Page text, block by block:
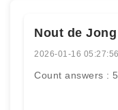
Nout de Jong
2026-01-16 05:27:56
Count answers : 5